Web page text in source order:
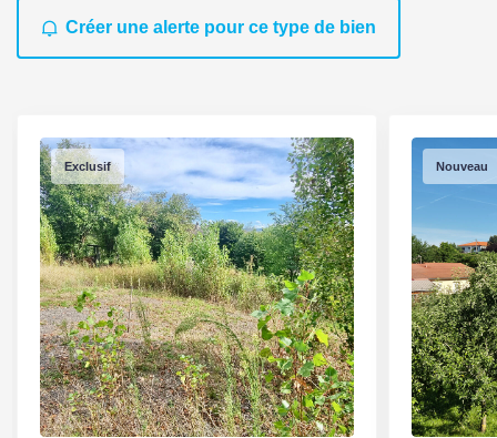
Créer une alerte pour ce type de bien
Exclusif Nouveau